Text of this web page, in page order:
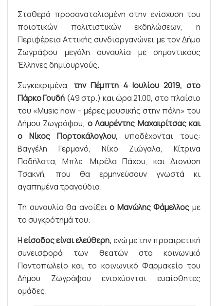
Σταθερά προσανατολισμένη στην ενίσχυση του
ποιοτικών πολιτιστικών εκδηλώσεων, η
Περιφέρεια Αττικής συνδιοργανώνει με τον Δήμο
Ζωγράφου μεγάλη συναυλία με σημαντικούς
Έλληνες δημιουργούς.
Συγκεκριμένα, την Πέμπτη 4 Ιουλίου 2019, στο
Πάρκο Γουδή (49 στρ.) και ώρα 21.00, στο πλαίσιο
του «Μusic now – μέρες μουσικής στην πόλη» του
Δήμου Ζωγράφου, ο Λαυρέντης Μαχαιρίτσας και
ο Νίκος Πορτοκάλογλου, υποδέχονται τους:
Βαγγέλη Γερμανό, Νίκο Ζιώγαλα, Κίτρινα
Ποδήλατα, Μπλε, Μιρέλα Πάχου, και Διονύση
Τσακνή, που θα ερμηνεύσουν γνωστά κι
αγαπημένα τραγούδια.
Τη συναυλία θα ανοίξειο Μανώλης Φάμελλος με
το συγκρότημά του.
Ηείσοδος είναι ελεύθερη, ενώ με την προαιρετική
συνεισφορά των θεατών στο κοινωνικό
Παντοπωλείο και το κοινωνικό Φαρμακείο του
Δήμου Ζωγράφου ενισχύονται ευαίσθητες
ομάδες.